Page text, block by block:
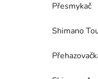
Přesmykač
Shimano